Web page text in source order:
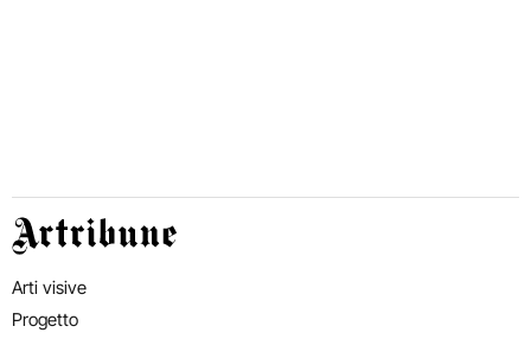
Artribune
Arti visive
Progetto